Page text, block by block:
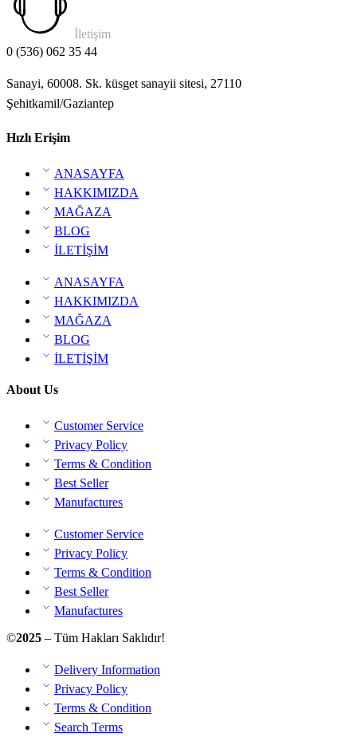
İletişim
0 (536) 062 35 44
Sanayi, 60008. Sk. küsget sanayii sitesi, 27110
Şehitkamil/Gaziantep
Hızlı Erişim
ANASAYFA
HAKKIMIZDA
MAĞAZA
BLOG
İLETİŞİM
ANASAYFA
HAKKIMIZDA
MAĞAZA
BLOG
İLETİŞİM
About Us
Customer Service
Privacy Policy
Terms & Condition
Best Seller
Manufactures
Customer Service
Privacy Policy
Terms & Condition
Best Seller
Manufactures
©2025 – Tüm Hakları Saklıdır!
Delivery Information
Privacy Policy
Terms & Condition
Search Terms